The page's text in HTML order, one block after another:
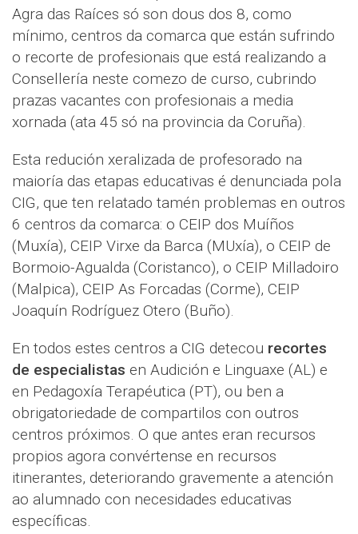
Agra das Raíces só son dous dos 8, como
mínimo, centros da comarca que están sufrindo
o recorte de profesionais que está realizando a
Consellería neste comezo de curso, cubrindo
prazas vacantes con profesionais a media
xornada (ata 45 só na provincia da Coruña).
Esta redución xeralizada de profesorado na
maioría das etapas educativas é denunciada pola
CIG, que ten relatado tamén problemas en outros
6 centros da comarca: o CEIP dos Muíños
(Muxía), CEIP Virxe da Barca (MUxía), o CEIP de
Bormoio-Agualda (Coristanco), o CEIP Milladoiro
(Malpica), CEIP As Forcadas (Corme), CEIP
Joaquín Rodríguez Otero (Buño).
En todos estes centros a CIG detecou recortes
de especialistas en Audición e Linguaxe (AL) e
en Pedagoxía Terapéutica (PT), ou ben a
obrigatoriedade de compartilos con outros
centros próximos. O que antes eran recursos
propios agora convértense en recursos
itinerantes, deteriorando gravemente a atención
ao alumnado con necesidades educativas
específicas.